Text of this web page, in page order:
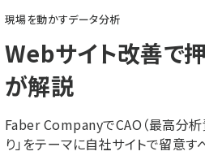
ン
く
ず
現場を動かすデータ分析
Webサイト改善で押
が解説
Faber CompanyでCAO（最高分析
り」をテーマに自社サイトで留意す